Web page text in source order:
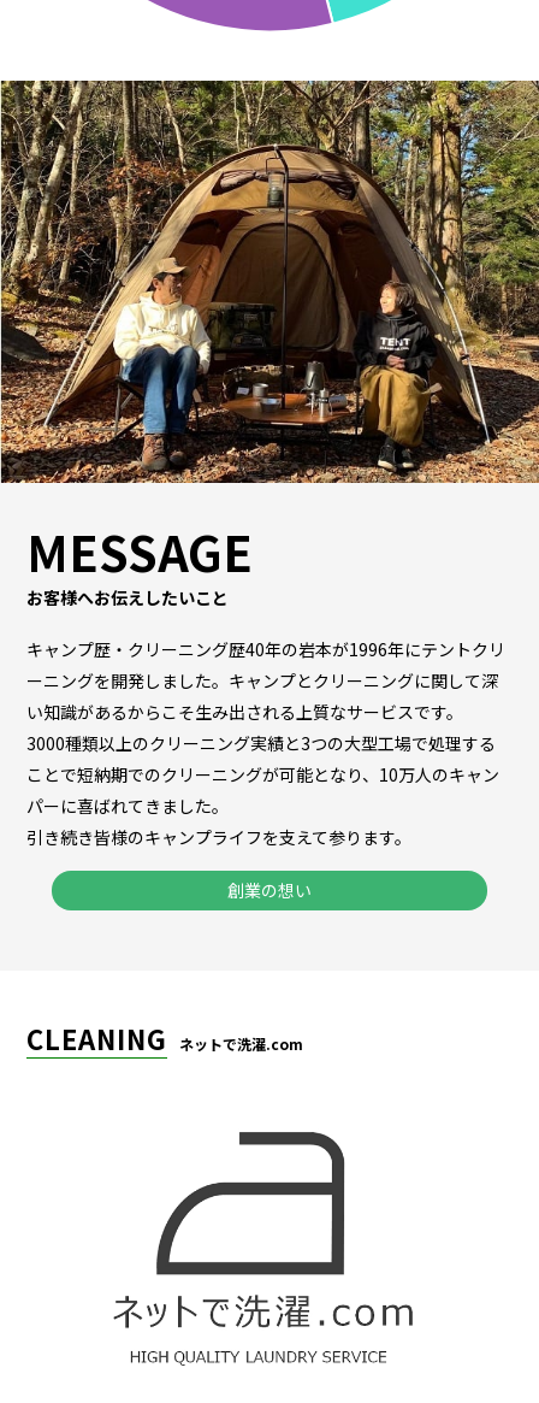
MESSAGE
お客様へお伝えしたいこと
キャンプ歴・クリーニング歴40年の岩本が1996年にテントクリ
ーニングを開発しました。キャンプとクリーニングに関して深
い知識があるからこそ生み出される上質なサービスです。
3000種類以上のクリーニング実績と3つの大型工場で処理する
ことで短納期でのクリーニングが可能となり、10万人のキャン
パーに喜ばれてきました。
引き続き皆様のキャンプライフを支えて参ります。
創業の想い
CLEANING ネットで洗濯.com